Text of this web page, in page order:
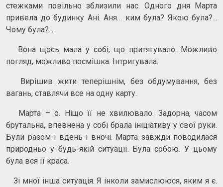
стежками повільно зблизили нас. Одного дня Марта
привела до будинку Ані. Аня… ким була? Якою була?...
Чому була?...
Вона щось мала у собі, що притягувало. Можливо
погляд, можливо посмішка. Інтригувала.
Вирішив жити теперішнім, без обдумування, без
вагань, ставлячи все на одну карту.
Марта – о. Ніщо її не хвилювало. Задорна, часом
брутальна, впевнена у собі брала ініціативу у свої руки.
Були разом і вдень і вночі. Марта завжди поводилася
природньо у будь-якій ситуації. Була собою. У цьому
була вся її краса.
Зі мної інша ситуація. Я інколи замислююся, яким я є.